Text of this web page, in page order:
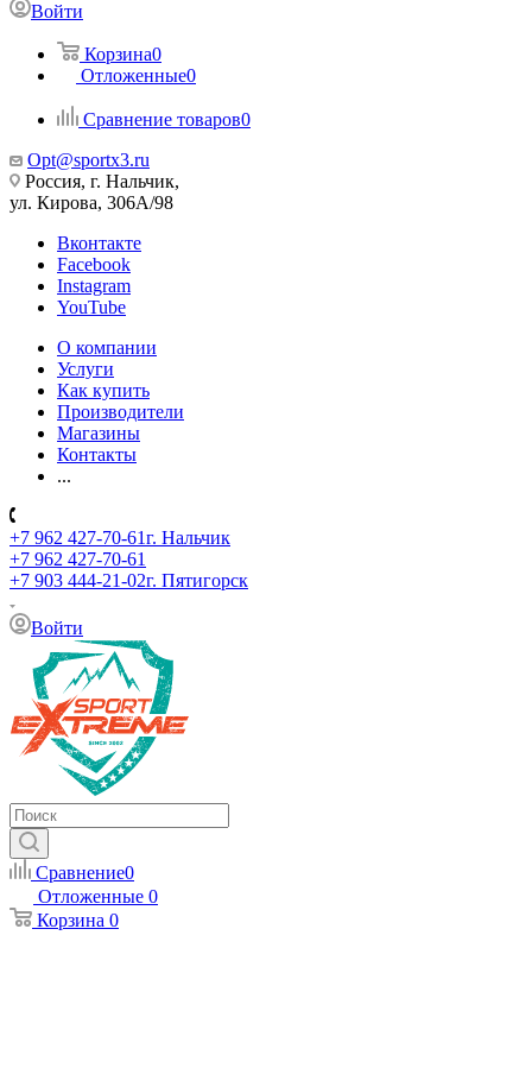
Войти
Корзина0
Отложенные0
Сравнение товаров0
Opt@sportx3.ru
Россия, г. Нальчик,
ул. Кирова, 306А/98
Вконтакте
Facebook
Instagram
YouTube
О компании
Услуги
Как купить
Производители
Магазины
Контакты
...
+7 962 427-70-61г. Нальчик
+7 962 427-70-61
+7 903 444-21-02г. Пятигорск
Войти
Сравнение0
Отложенные 0
Корзина 0